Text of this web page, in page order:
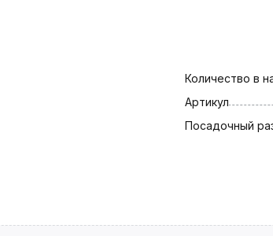
Количество в
Артикул
Посадочный